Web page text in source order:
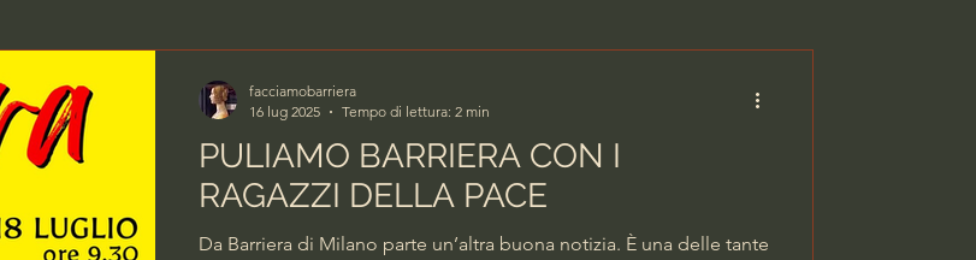
PULIAMO BARRIERA CON I
RAGAZZI DELLA PACE
Da Barriera di Milano parte un’altra buona notizia. È una delle tante
facciamobarriera
16 lug 2025
Tempo di lettura: 2 min